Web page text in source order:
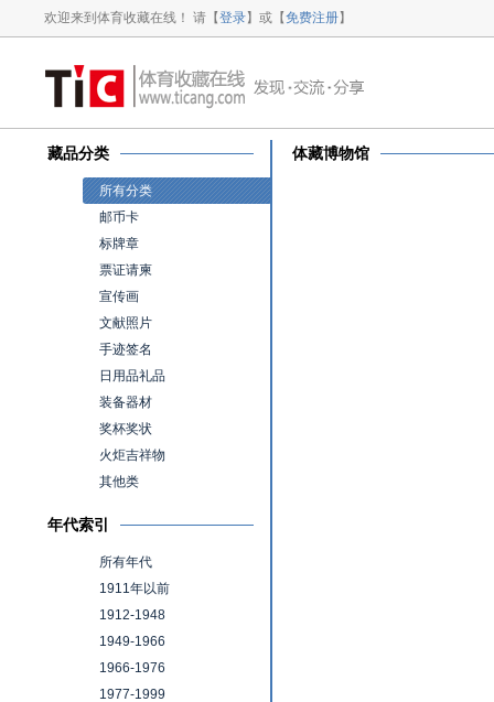
欢迎来到体育收藏在线！ 请【登录】或【免费注册】
藏品分类
所有分类
邮币卡
标牌章
票证请柬
宣传画
文献照片
手迹签名
日用品礼品
装备器材
奖杯奖状
火炬吉祥物
其他类
年代索引
所有年代
1911年以前
1912-1948
1949-1966
1966-1976
1977-1999
体藏博物馆